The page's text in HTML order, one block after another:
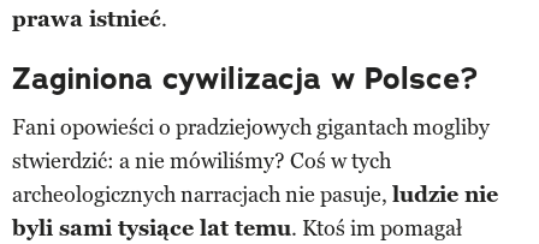
prawa istnieć.
Zaginiona cywilizacja w Polsce?
Fani opowieści o pradziejowych gigantach mogliby
stwierdzić: a nie mówiliśmy? Coś w tych
archeologicznych narracjach nie pasuje, ludzie nie
byli sami tysiące lat temu. Ktoś im pomagał